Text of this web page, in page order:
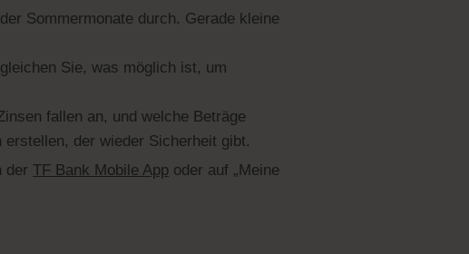
Sommermonate durch. Gerade kleine
Sie, was möglich ist, um
fallen an, und welche Beträge
der wieder Sicherheit gibt.
der TF Bank Mobile App oder auf „Meine